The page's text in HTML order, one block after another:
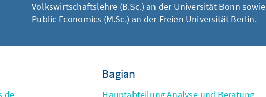
Volkswirtschaftslehre (B.Sc.) an der Universität Bonn sowie
Public Economics (M.Sc.) an der Freien Universität Berlin.
Bagian